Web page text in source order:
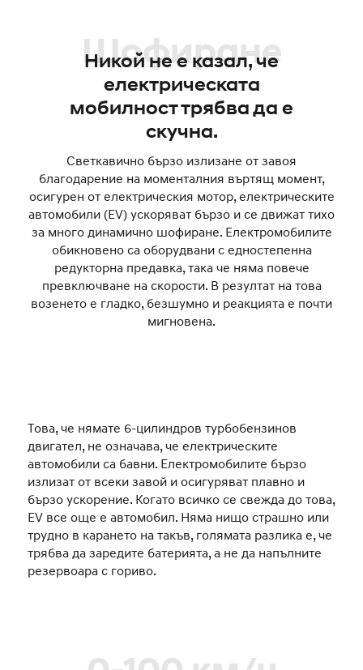
Шофиране
Никой не е казал, че
електрическата
мобилност трябва да е
скучна.
Светкавично бързо излизане от завоя
благодарение на моменталния въртящ момент,
осигурен от електрическия мотор, електрическите
автомобили (EV) ускоряват бързо и се движат тихо
за много динамично шофиране. Електромобилите
обикновено са оборудвани с едностепенна
редукторна предавка, така че няма повече
превключване на скорости. В резултат на това
возенето е гладко, безшумно и реакцията е почти
мигновена.
Това, че нямате 6-цилиндров турбобензинов
двигател, не означава, че електрическите
автомобили са бавни. Електромобилите бързо
излизат от всеки завой и осигуряват плавно и
бързо ускорение. Когато всичко се свежда до това,
EV все още е автомобил. Няма нищо страшно или
трудно в карането на такъв, голямата разлика е, че
трябва да заредите батерията, а не да напълните
резервоара с гориво.